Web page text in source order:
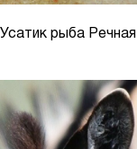
Усатик рыба Речная